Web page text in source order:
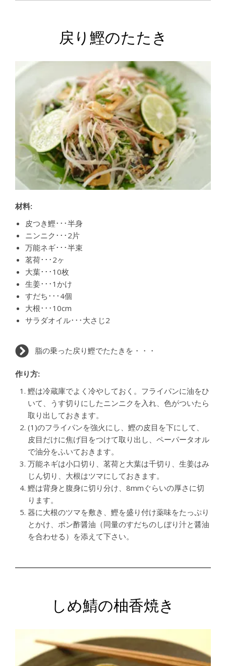
戻り鰹のたたき
材料:
皮つき鰹･･･半身
ニンニク･･･2片
万能ネギ･･･半束
茗荷･･･2ヶ
大葉･･･10枚
生姜･･･1かけ
すだち･･･4個
大根･･･10cm
サラダオイル･･･大さじ2
脂の乗った戻り鰹でたたきを・・・
作り方:
鰹は冷蔵庫でよく冷やしておく。フライパンに油をひ
いて、うす切りにしたニンニクを入れ、色がついたら
取り出しておきます。
(1)のフライパンを強火にし、鰹の皮目を下にして、
皮目だけに焦げ目をつけて取り出し、ペーパータオル
で油分をふいておきます。
万能ネギは小口切り、茗荷と大葉は千切り、生姜はみ
じん切り、大根はツマにしておきます。
鰹は背身と腹身に切り分け、8mmぐらいの厚さに切
ります。
器に大根のツマを敷き、鰹を盛り付け薬味をたっぷり
とかけ、ポン酢醤油（同量のすだちのしぼり汁と醤油
を合わせる）を添えて下さい。
しめ鯖の柚香焼き